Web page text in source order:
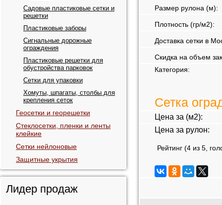
Садовые пластиковые сетки и
решетки
Пластиковые заборы
Сигнальные дорожные
ограждения
Пластиковые решетки для
обустройства парковок
Сетки для упаковки
Хомуты, шпагаты, столбы для
крепления сеток
Геосетки и георешетки
Стеклосетки, пленки и ленты
клейкие
Сетки нейлоновые
Защитные укрытия
Лидер продаж
Размер рулона (м):
Плотность (гр/м2):
Доставка сетки в
Скидка на объем
Категория:
Сетка
Цена за (м2):
Цена за рулон:
Рейтинг (4 из 5,